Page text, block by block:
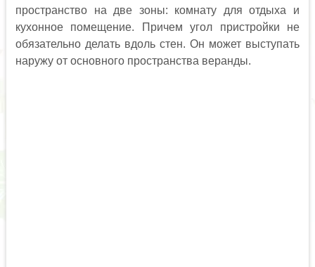
пространство на две зоны: комнату для отдыха и
кухонное помещение. Причем угол пристройки не
обязательно делать вдоль стен. Он может выступать
наружу от основного пространства веранды.